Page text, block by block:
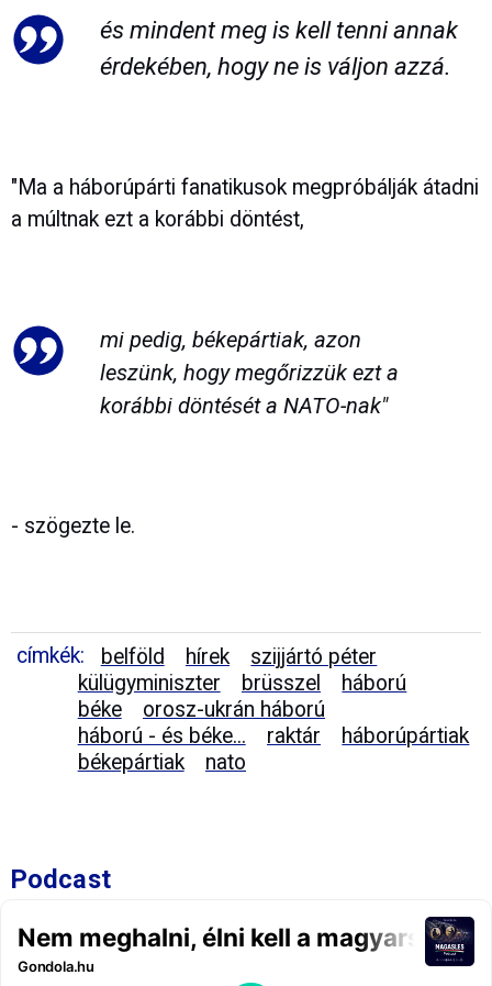
és mindent meg is kell tenni annak
érdekében, hogy ne is váljon azzá.
"Ma a háborúpárti fanatikusok megpróbálják átadni
a múltnak ezt a korábbi döntést,
mi pedig, békepártiak, azon
leszünk, hogy megőrizzük ezt a
korábbi döntését a NATO-nak"
- szögezte le.
címkék: belföld hírek
szijjártó péter
külügyminiszter
brüsszel
háború
béke
orosz-ukrán háború
háború - és béke...
raktár
háborúpártiak
békepártiak
nato
Podcast